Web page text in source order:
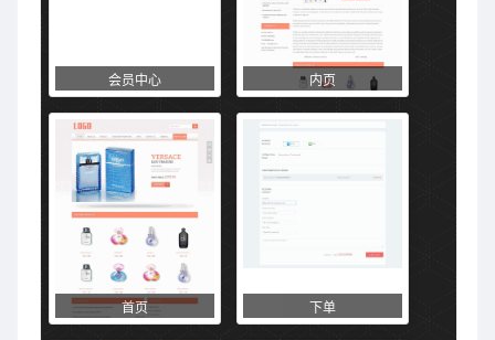
会员中心 内页
首页 下单